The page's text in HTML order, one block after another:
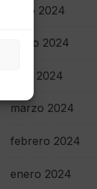
junio 2024
mayo 2024
abril 2024
marzo 2024
febrero 2024
enero 2024